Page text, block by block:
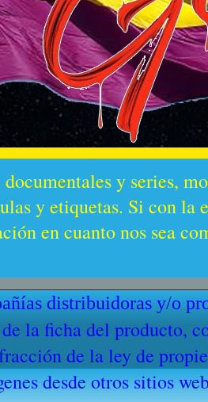
y series,
y etiquetas. Si con
en cuanto nos sea
distribuidoras y/o
la ficha del producto,
de la ley de
desde otros sitios